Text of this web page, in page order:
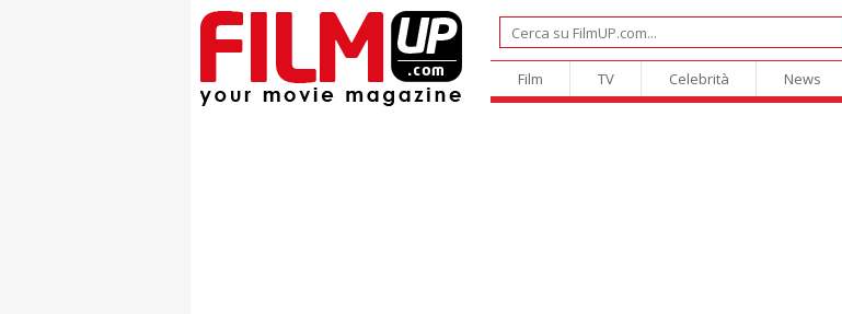
Film TV Celebrità News